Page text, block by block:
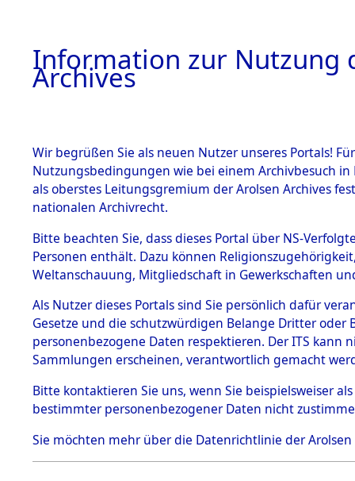
BESTÄNDE
1.
Inhaftierungsdoku
mente
1.2.9 Beim ITS
Effekten
1.2.9.1
Effekten aus
dem KZ
Dachau
1.2.9.2
Effekten aus
dem KZ
Bayerisches
0001
Einen Kommentar
Information zur Nutzung
Archives
Wir begrüßen Sie als neuen Nutzer unseres Portals!
Nutzungsbedingungen wie bei einem Archivbesuch
als oberstes Leitungsgremium der Arolsen Archives
nationalen Archivrecht.
Bitte beachten Sie, dass dieses Portal über NS-
Personen enthält. Dazu können
Weltanschauung, Mitgliedschaft in Gewerkschaften
Als Nutzer dieses Portals sind Sie persönlich dafür
Gesetze und die schutzwürdigen Belange Dritter
personenbezogene Daten respektieren. Der ITS
Sammlungen erscheinen, verantwortlich gemacht
Bitte kontaktieren Sie uns, wenn Sie beispielsweiser
bestimmter personenbezogener Daten nicht
Sie möchten mehr über die Datenrichtlinie der Arolsen